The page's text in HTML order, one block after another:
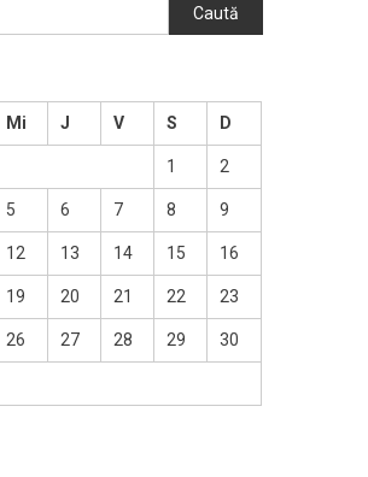
Caută
Mi J V S D
1 2
5 6 7 8 9
12 13 14 15 16
19 20 21 22 23
26 27 28 29 30